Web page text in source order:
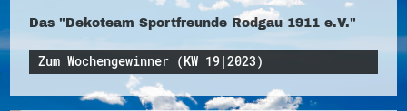
Das "Dekoteam Sportfreunde Rodgau 1911 e.V."
Zum Wochengewinner (KW 19|2023)